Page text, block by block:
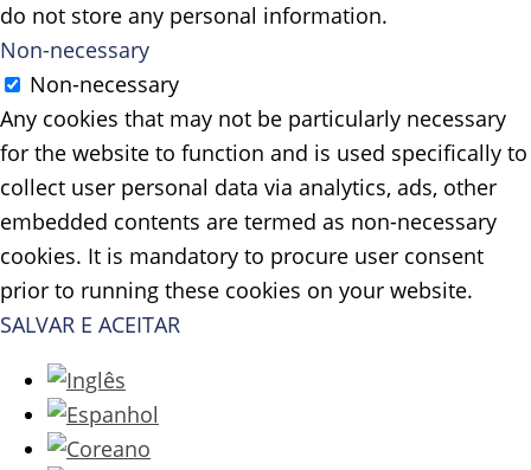
do not store any personal information.
Non-necessary
Non-necessary
Any cookies that may not be particularly necessary
for the website to function and is used specifically to
collect user personal data via analytics, ads, other
embedded contents are termed as non-necessary
cookies. It is mandatory to procure user consent
prior to running these cookies on your website.
SALVAR E ACEITAR